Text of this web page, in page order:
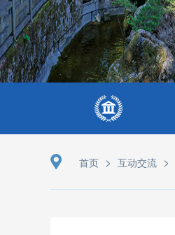
首页 > 互动交流 >